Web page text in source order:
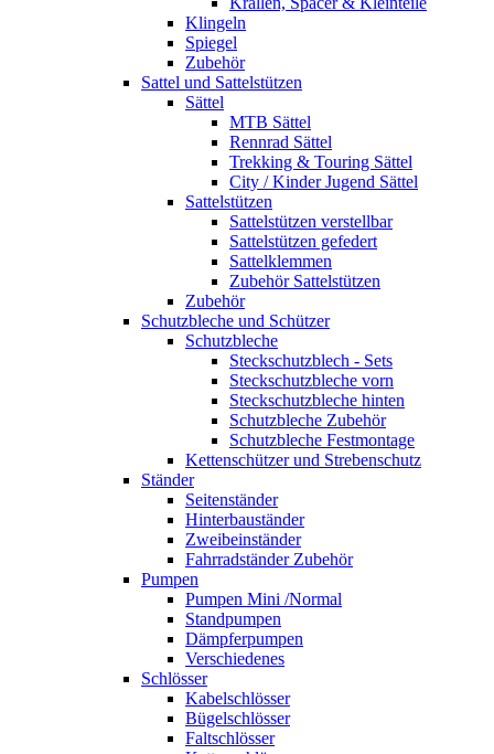
Klingeln
Spiegel
Zubehör
Sattel und Sattelstützen
Sättel
MTB Sättel
Rennrad Sättel
Trekking & Touring Sättel
City / Kinder Jugend Sättel
Sattelstützen
Sattelstützen verstellbar
Sattelstützen gefedert
Sattelklemmen
Zubehör Sattelstützen
Zubehör
Schutzbleche und Schützer
Schutzbleche
Steckschutzblech - Sets
Steckschutzbleche vorn
Steckschutzbleche hinten
Schutzbleche Zubehör
Schutzbleche Festmontage
Kettenschützer und Strebenschutz
Ständer
Seitenständer
Hinterbauständer
Zweibeinständer
Fahrradständer Zubehör
Pumpen
Pumpen Mini /Normal
Standpumpen
Dämpferpumpen
Verschiedenes
Schlösser
Kabelschlösser
Bügelschlösser
Faltschlösser